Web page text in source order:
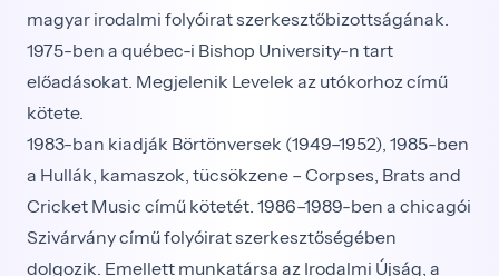
magyar irodalmi folyóirat szerkesztőbizottságának.
1975-ben a québec-i Bishop University-n tart
előadásokat. Megjelenik Levelek az utókorhoz című
kötete.
1983-ban kiadják Börtönversek (1949–1952), 1985-ben
a Hullák, kamaszok, tücsökzene – Corpses, Brats and
Cricket Music című kötetét. 1986–1989-ben a chicagói
Szivárvány című folyóirat szerkesztőségében
dolgozik. Emellett munkatársa az Irodalmi Újság, a